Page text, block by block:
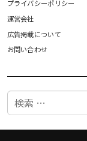
プライバシーポリシー
運営会社
広告掲載について
お問い合わせ
検